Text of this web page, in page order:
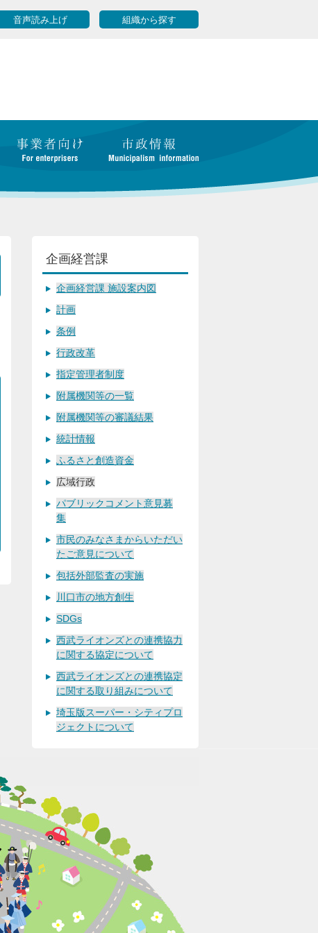
音声読み上げ 組織から探す
企画経営課
企画経営課 施設案内図
計画
条例
行政改革
指定管理者制度
附属機関等の一覧
附属機関等の審議結果
統計情報
ふるさと創造資金
広域行政
パブリックコメント意見募
集
市民のみなさまからいただい
たご意見について
包括外部監査の実施
川口市の地方創生
SDGs
西武ライオンズとの連携協力
に関する協定について
西武ライオンズとの連携協定
に関する取り組みについて
埼玉版スーパー・シティプロ
ジェクトについて